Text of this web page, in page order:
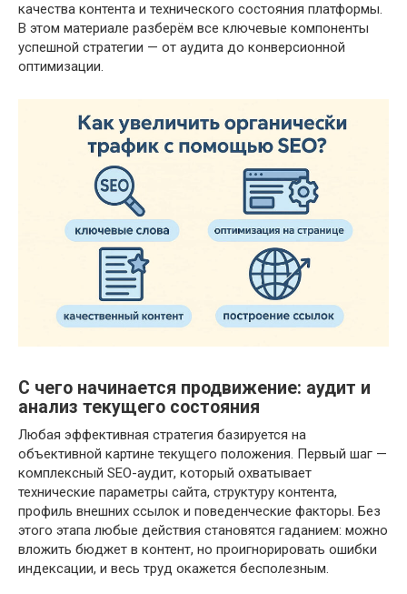
качества контента и технического состояния платформы.
В этом материале разберём все ключевые компоненты
успешной стратегии — от аудита до конверсионной
оптимизации.
С чего начинается продвижение: аудит и
анализ текущего состояния
Любая эффективная стратегия базируется на
объективной картине текущего положения. Первый шаг —
комплексный SEO-аудит, который охватывает
технические параметры сайта, структуру контента,
профиль внешних ссылок и поведенческие факторы. Без
этого этапа любые действия становятся гаданием: можно
вложить бюджет в контент, но проигнорировать ошибки
индексации, и весь труд окажется бесполезным.